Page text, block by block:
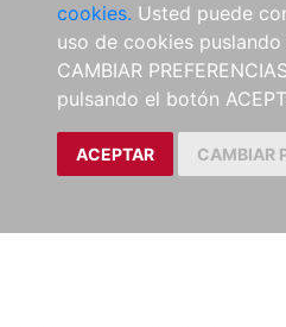
cookies. Usted puede
uso de cookies
CAMBIAR
pulsando el botón
ACEPTAR CAMBIAR